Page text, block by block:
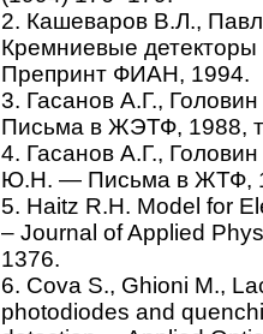
2. Кашеваров В.Л.,
Кремниевые
Препринт ФИАН, 1994.
3. Гасанов А.Г.,
Письма в ЖЭТФ, 1988,
4. Гасанов А.Г.,
Ю.Н. — Письма в ЖТФ,
5. Haitz R.H. Model for
– Journal of Applied
1376.
6. Cova S., Ghioni M.,
photodiodes and